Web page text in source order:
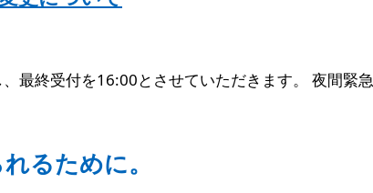
最終受付を16:00とさせていただきます。 夜間緊急
るために。